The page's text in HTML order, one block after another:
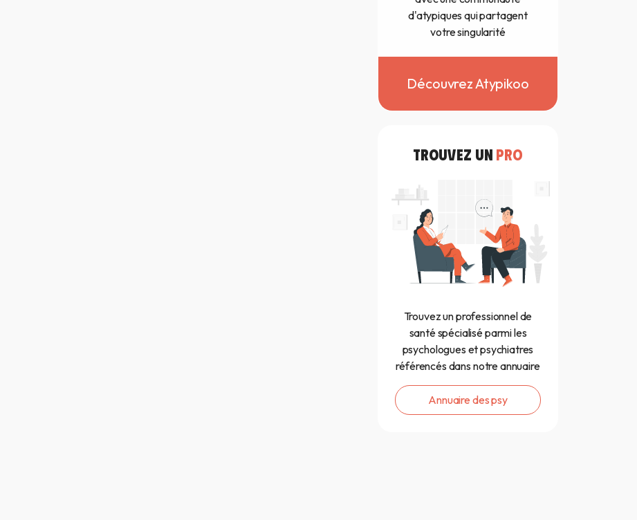
d'atypiques qui partagent
votre singularité
Découvrez Atypikoo
TROUVEZ UN PRO
Trouvez un professionnel de
santé spécialisé parmi les
psychologues et psychiatres
référencés dans notre annuaire
Annuaire des psy